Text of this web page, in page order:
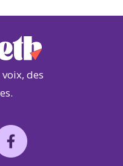
des